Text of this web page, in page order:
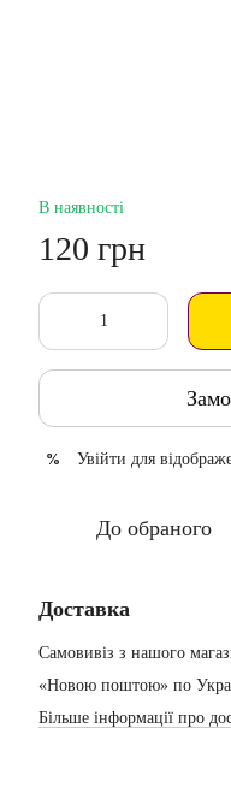
В наявності
120 грн
% Увійти для
До обраного
Доставка
Самовивіз з нашого
«Новою поштою» по
Більше інформації про